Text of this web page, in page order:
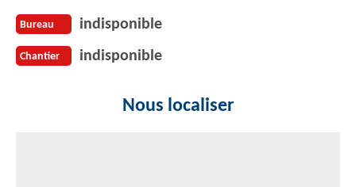
Bureau indisponible
Chantier indisponible
Nous localiser